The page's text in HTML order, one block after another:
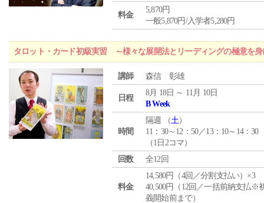
料金
5,870円
一般5,870円/入学者5,280円
タロット・カード初級実習 ～様々な展開法とリーディングの極意を身
講師 森信 彰雄
日程
8月 18日 ～ 11月 10日
B Week
時間
隔週 （土）
11：30～12：50／13：10～14：30
（1日2コマ）
回数
全12回
料金
14,580円（4回／分割支払い）×3
40,500円（12回／一括前納支払※
義開始前まで）